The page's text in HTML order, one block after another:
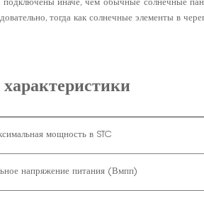
подключены иначе, чем обычные солнечные
тогда как солнечные элементы в
мощность в STC
напряжение питания (Вмпп)